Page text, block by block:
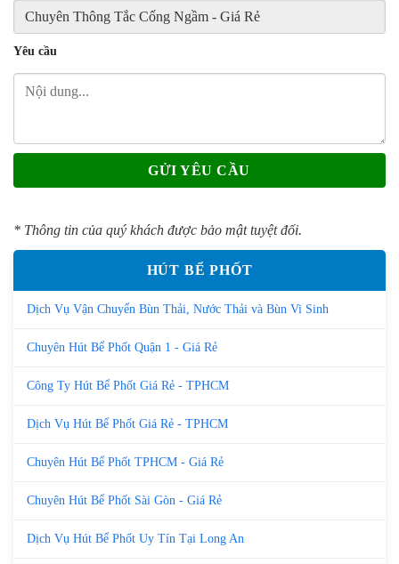
Yêu cầu
* Thông tin của quý khách được bảo mật tuyệt đối.
HÚT BỂ PHỐT
Dịch Vụ Vận Chuyển Bùn Thải, Nước Thải và Bùn Vi Sinh
Chuyên Hút Bể Phốt Quận 1 - Giá Rẻ
Công Ty Hút Bể Phốt Giá Rẻ - TPHCM
Dịch Vụ Hút Bể Phốt Giá Rẻ - TPHCM
Chuyên Hút Bể Phốt TPHCM - Giá Rẻ
Chuyên Hút Bể Phốt Sài Gòn - Giá Rẻ
Dịch Vụ Hút Bể Phốt Uy Tín Tại Long An